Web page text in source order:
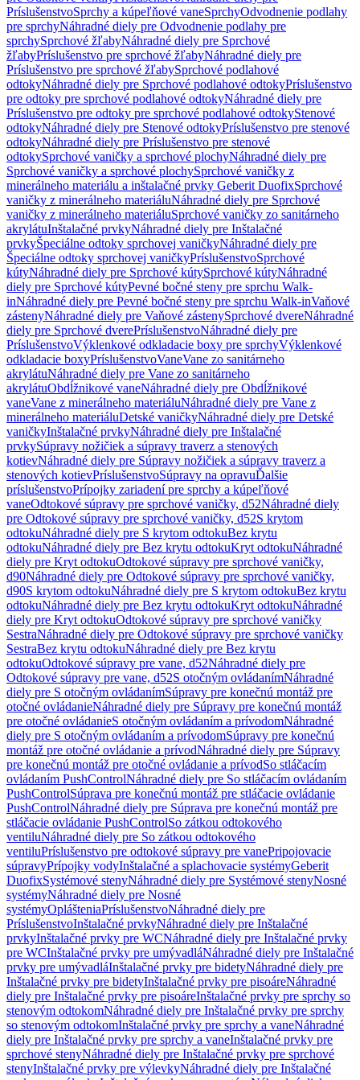
PríslušenstvoSprchy a kúpeľňové vaneSprchyOdvodnenie podlahy
pre sprchyNáhradné diely pre Odvodnenie podlahy pre
sprchySprchové žľabyNáhradné diely pre Sprchové
žľabyPríslušenstvo pre sprchové žľabyNáhradné diely pre
Príslušenstvo pre sprchové žľabySprchové podlahové
odtokyNáhradné diely pre Sprchové podlahové odtokyPríslušenstvo
pre odtoky pre sprchové podlahové odtokyNáhradné diely pre
Príslušenstvo pre odtoky pre sprchové podlahové odtokyStenové
odtokyNáhradné diely pre Stenové odtokyPríslušenstvo pre stenové
odtokyNáhradné diely pre Príslušenstvo pre stenové
odtokySprchové vaničky a sprchové plochyNáhradné diely pre
Sprchové vaničky a sprchové plochySprchové vaničky z
minerálneho materiálu a inštalačné prvky Geberit DuofixSprchové
vaničky z minerálneho materiáluNáhradné diely pre Sprchové
vaničky z minerálneho materiáluSprchové vaničky zo sanitárneho
akrylátuInštalačné prvkyNáhradné diely pre Inštalačné
prvkyŠpeciálne odtoky sprchovej vaničkyNáhradné diely pre
Špeciálne odtoky sprchovej vaničkyPríslušenstvoSprchové
kútyNáhradné diely pre Sprchové kútySprchové kútyNáhradné
diely pre Sprchové kútyPevné bočné steny pre sprchu Walk-
inNáhradné diely pre Pevné bočné steny pre sprchu Walk-inVaňové
zástenyNáhradné diely pre Vaňové zástenySprchové dvereNáhradné
diely pre Sprchové dverePríslušenstvoNáhradné diely pre
PríslušenstvoVýklenkové odkladacie boxy pre sprchyVýklenkové
odkladacie boxyPríslušenstvoVaneVane zo sanitárneho
akrylátuNáhradné diely pre Vane zo sanitárneho
akrylátuObdĺžnikové vaneNáhradné diely pre Obdĺžnikové
vaneVane z minerálneho materiáluNáhradné diely pre Vane z
minerálneho materiáluDetské vaničkyNáhradné diely pre Detské
vaničkyInštalačné prvkyNáhradné diely pre Inštalačné
prvkySúpravy nožičiek a súpravy traverz a stenových
kotievNáhradné diely pre Súpravy nožičiek a súpravy traverz a
stenových kotievPríslušenstvoSúpravy na opravuĎalšie
príslušenstvoPrípojky zariadení pre sprchy a kúpeľňové
vaneOdtokové súpravy pre sprchové vaničky, d52Náhradné diely
pre Odtokové súpravy pre sprchové vaničky, d52S krytom
odtokuNáhradné diely pre S krytom odtokuBez krytu
odtokuNáhradné diely pre Bez krytu odtokuKryt odtokuNáhradné
diely pre Kryt odtokuOdtokové súpravy pre sprchové vaničky,
d90Náhradné diely pre Odtokové súpravy pre sprchové vaničky,
d90S krytom odtokuNáhradné diely pre S krytom odtokuBez krytu
odtokuNáhradné diely pre Bez krytu odtokuKryt odtokuNáhradné
diely pre Kryt odtokuOdtokové súpravy pre sprchové vaničky
SestraNáhradné diely pre Odtokové súpravy pre sprchové vaničky
SestraBez krytu odtokuNáhradné diely pre Bez krytu
odtokuOdtokové súpravy pre vane, d52Náhradné diely pre
Odtokové súpravy pre vane, d52S otočným ovládanímNáhradné
diely pre S otočným ovládanímSúpravy pre konečnú montáž pre
otočné ovládanieNáhradné diely pre Súpravy pre konečnú montáž
pre otočné ovládanieS otočným ovládaním a prívodomNáhradné
diely pre S otočným ovládaním a prívodomSúpravy pre konečnú
montáž pre otočné ovládanie a prívodNáhradné diely pre Súpravy
pre konečnú montáž pre otočné ovládanie a prívodSo stláčacím
ovládaním PushControlNáhradné diely pre So stláčacím ovládaním
PushControlSúprava pre konečnú montáž pre stláčacie ovládanie
PushControlNáhradné diely pre Súprava pre konečnú montáž pre
stláčacie ovládanie PushControlSo zátkou odtokového
ventiluNáhradné diely pre So zátkou odtokového
ventiluPríslušenstvo pre odtokové súpravy pre vanePripojovacie
súpravyPrípojky vodyInštalačné a splachovacie systémyGeberit
DuofixSystémové stenyNáhradné diely pre Systémové stenyNosné
systémyNáhradné diely pre Nosné
systémyOplášteniaPríslušenstvoNáhradné diely pre
PríslušenstvoInštalačné prvkyNáhradné diely pre Inštalačné
prvkyInštalačné prvky pre WCNáhradné diely pre Inštalačné prvky
pre WCInštalačné prvky pre umývadláNáhradné diely pre Inštalačné
prvky pre umývadláInštalačné prvky pre bidetyNáhradné diely pre
Inštalačné prvky pre bidetyInštalačné prvky pre pisoáreNáhradné
diely pre Inštalačné prvky pre pisoáreInštalačné prvky pre sprchy so
stenovým odtokomNáhradné diely pre Inštalačné prvky pre sprchy
so stenovým odtokomInštalačné prvky pre sprchy a vaneNáhradné
diely pre Inštalačné prvky pre sprchy a vaneInštalačné prvky pre
sprchové stenyNáhradné diely pre Inštalačné prvky pre sprchové
stenyInštalačné prvky pre výlevkyNáhradné diely pre Inštalačné